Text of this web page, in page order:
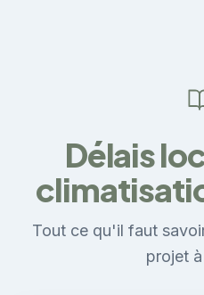
Délais
Tout ce qu'il faut
projet